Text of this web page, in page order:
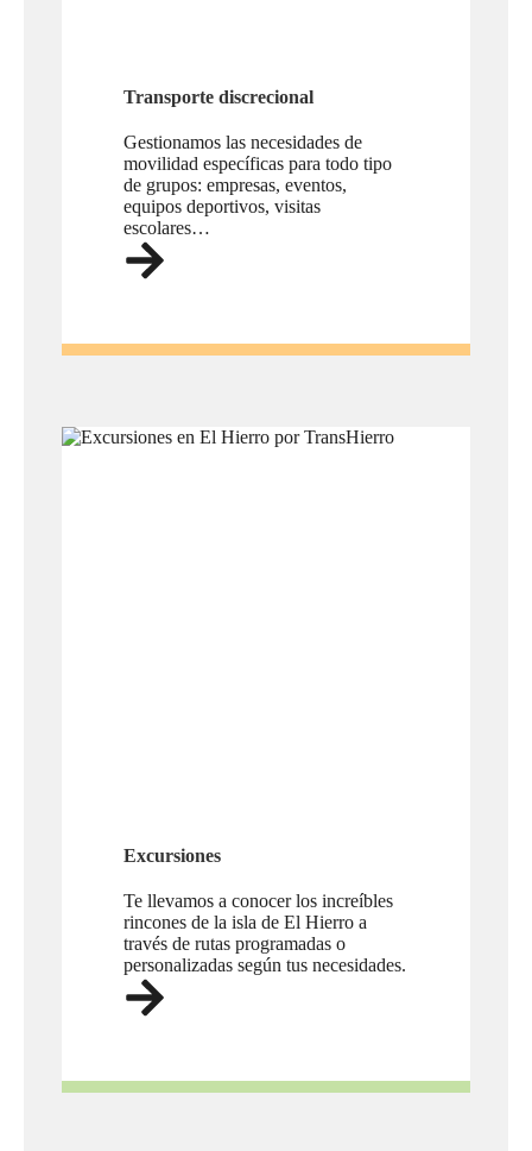
Transporte discrecional
Gestionamos las necesidades de
movilidad específicas para todo tipo
de grupos: empresas, eventos,
equipos deportivos, visitas
escolares…
Excursiones
Te llevamos a conocer los increíbles
rincones de la isla de El Hierro a
través de rutas programadas o
personalizadas según tus necesidades.